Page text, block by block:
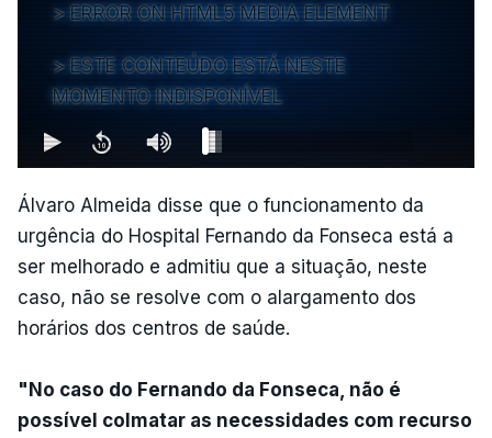
ERROR ON HTML5 MEDIA ELEMENT
ESTE CONTEÚDO ESTÁ NESTE
MOMENTO INDISPONÍVEL
Álvaro Almeida disse que o funcionamento da
urgência do Hospital Fernando da Fonseca está a
ser melhorado e admitiu que a situação, neste
caso, não se resolve com o alargamento dos
horários dos centros de saúde.
"No caso do Fernando da Fonseca, não é
possível colmatar as necessidades com recurso